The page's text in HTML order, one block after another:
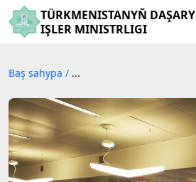
TÜRKMENISTANYŇ DAŞARY
IŞLER MINISTRLIGI
Baş sahypa / ...